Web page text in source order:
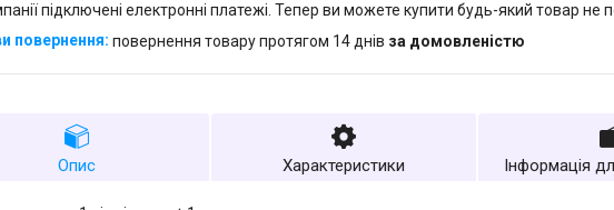
підключені електронні платежі. Тепер ви можете купити будь-який товар не
повернення товару протягом 14 днів за домовленістю
Опис Характеристики Інформація